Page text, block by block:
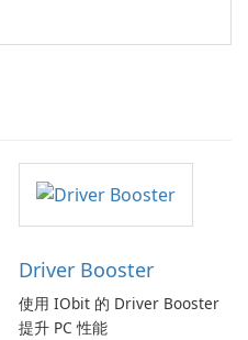
Driver Booster
使用 IObit 的 Driver Booster
提升 PC 性能